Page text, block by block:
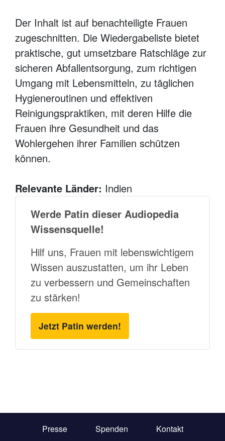
Der Inhalt ist auf benachteiligte Frauen
zugeschnitten. Die Wiedergabeliste bietet
praktische, gut umsetzbare Ratschläge zur
sicheren Abfallentsorgung, zum richtigen
Umgang mit Lebensmitteln, zu täglichen
Hygieneroutinen und effektiven
Reinigungspraktiken, mit deren Hilfe die
Frauen ihre Gesundheit und das
Wohlergehen ihrer Familien schützen
können.
Relevante Länder: Indien
Werde Patin dieser Audiopedia
Wissensquelle!
Hilf uns, Frauen mit lebenswichtigem
Wissen auszustatten, um ihr Leben
zu verbessern und Gemeinschaften
zu stärken!
Jetzt Patin werden!
Presse Spenden Kontakt